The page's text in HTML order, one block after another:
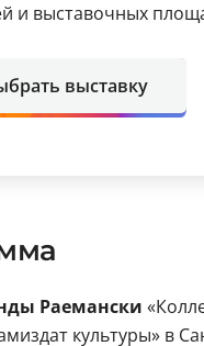
и выставочных
выставку
Раемански
культуры» в